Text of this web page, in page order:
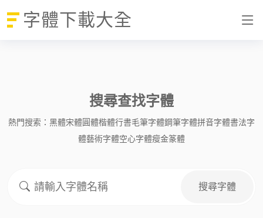
字體下載大全
搜尋查找字體
熱門搜索： 黑體宋體圓體楷體行書毛筆字體鋼筆字體拼音字體書法字
體藝術字體空心字體瘦金篆體